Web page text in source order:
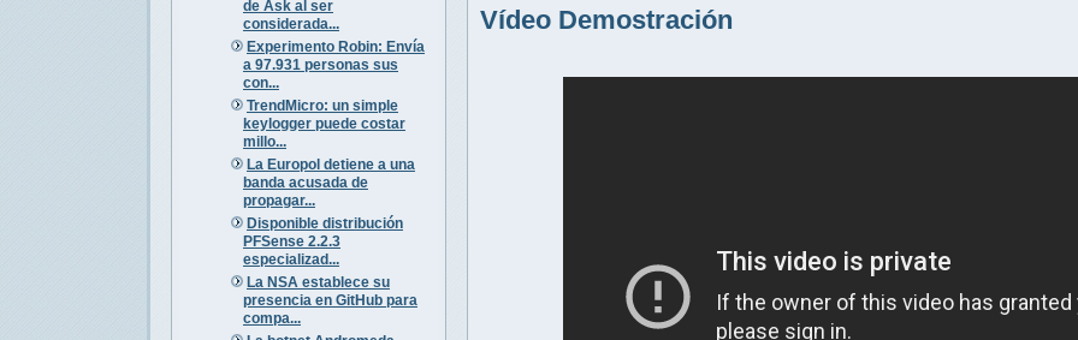
de Ask al ser
considerada...
Experimento Robin: Envía
a 97.931 personas sus
con...
TrendMicro: un simple
keylogger puede costar
millo...
La Europol detiene a una
banda acusada de
propagar...
Disponible distribución
PFSense 2.2.3
especializad...
La NSA establece su
presencia en GitHub para
compa...
Vídeo Demostración